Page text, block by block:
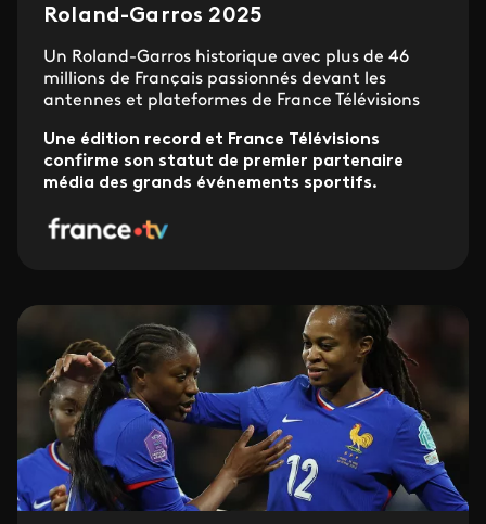
Roland-Garros 2025
Un Roland-Garros historique avec plus de 46
millions de Français passionnés devant les
antennes et plateformes de France Télévisions
Une édition record et France Télévisions
confirme son statut de premier partenaire
média des grands événements sportifs.